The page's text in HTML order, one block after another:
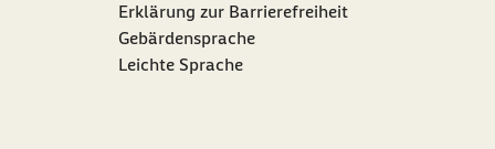
Erklärung zur Barrierefreiheit
Gebärdensprache
Leichte Sprache